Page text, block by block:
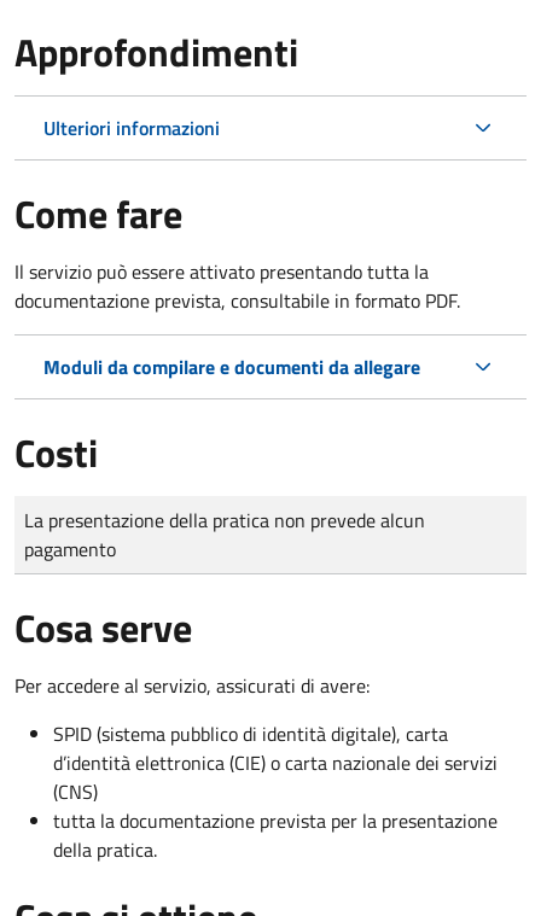
Approfondimenti
Ulteriori informazioni
Come fare
Il servizio può essere attivato presentando tutta la
documentazione prevista, consultabile in formato PDF.
Moduli da compilare e documenti da allegare
Costi
Tipo di pagamento
Importo
La presentazione della pratica non prevede alcun
pagamento
Cosa serve
Per accedere al servizio, assicurati di avere:
SPID (sistema pubblico di identità digitale), carta
d’identità elettronica (CIE) o carta nazionale dei servizi
(CNS)
tutta la documentazione prevista per la presentazione
della pratica.